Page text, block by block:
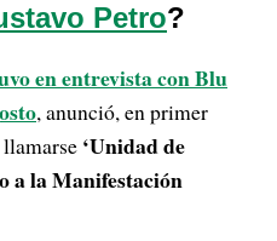
Petro?
en entrevista con Blu
, anunció, en primer
‘Unidad de
a la Manifestación